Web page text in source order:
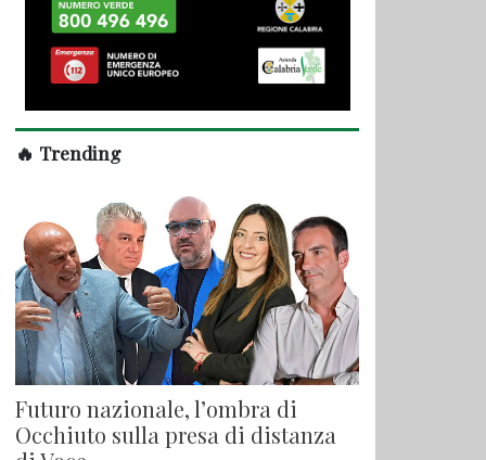
🔥 Trending
Futuro nazionale, l’ombra di
Occhiuto sulla presa di distanza